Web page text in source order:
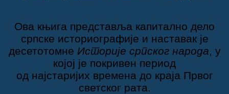
Ова књига представља капитално дело
српске историографије и наставак је
десетотомне Историје српског народа, у
којој је покривен период
од најстаријих времена до краја Првог
светског рата.